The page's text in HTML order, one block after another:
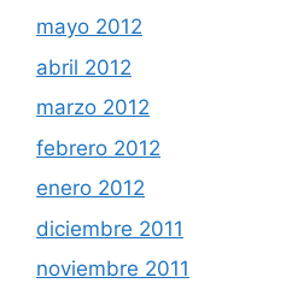
mayo 2012
abril 2012
marzo 2012
febrero 2012
enero 2012
diciembre 2011
noviembre 2011